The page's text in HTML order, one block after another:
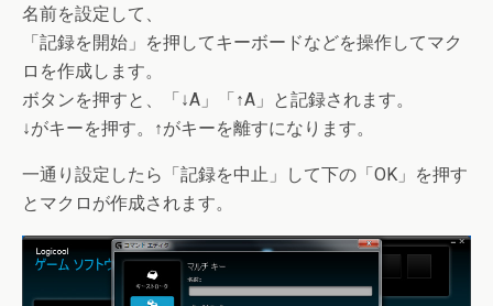
名前を設定して、
「記録を開始」を押してキーボードなどを操作してマク
ロを作成します。
ボタンを押すと、「↓A」「↑A」と記録されます。
↓がキーを押す。↑がキーを離すになります。
一通り設定したら「記録を中止」して下の「OK」を押す
とマクロが作成されます。